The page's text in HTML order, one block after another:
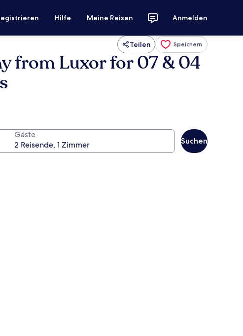
Hilfe Meine Reisen Anmelden
Teilen Speichern
from Luxor for 07 & 04
Gäste
Suchen